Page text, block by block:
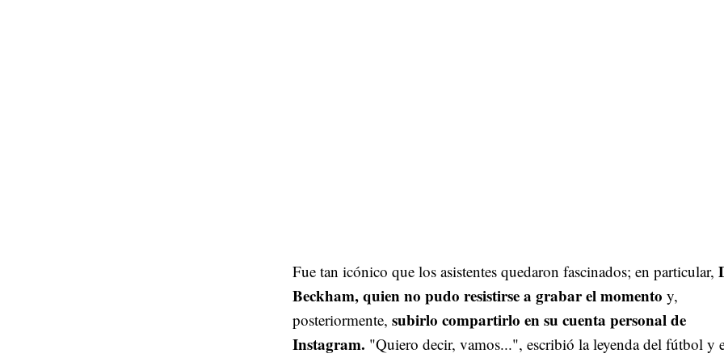
Fue tan icónico que los asistentes quedaron fascinados; en particular,
Beckham, quien no pudo resistirse a grabar el momento y,
posteriormente, subirlo compartirlo en su cuenta personal de
Instagram. "Quiero decir, vamos...", escribió la leyenda del fútbol y